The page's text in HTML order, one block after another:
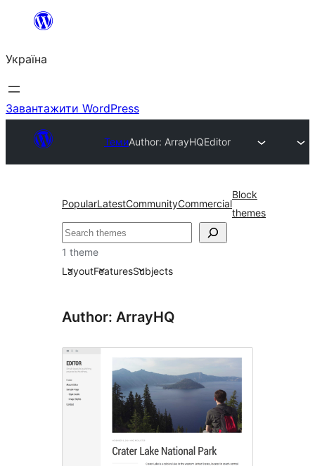
Перейти
вмісту
Україна
Завантажити WordPress
ТемиAuthor: ArrayHQEditor
PopularLatestCommunityCommercial
Block
themes
Пошук
1 theme
LayoutFeaturesSubjects
Author: ArrayHQ